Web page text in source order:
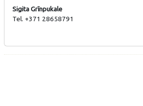
Sigita Grīnpukale
Tel. +371 28658791